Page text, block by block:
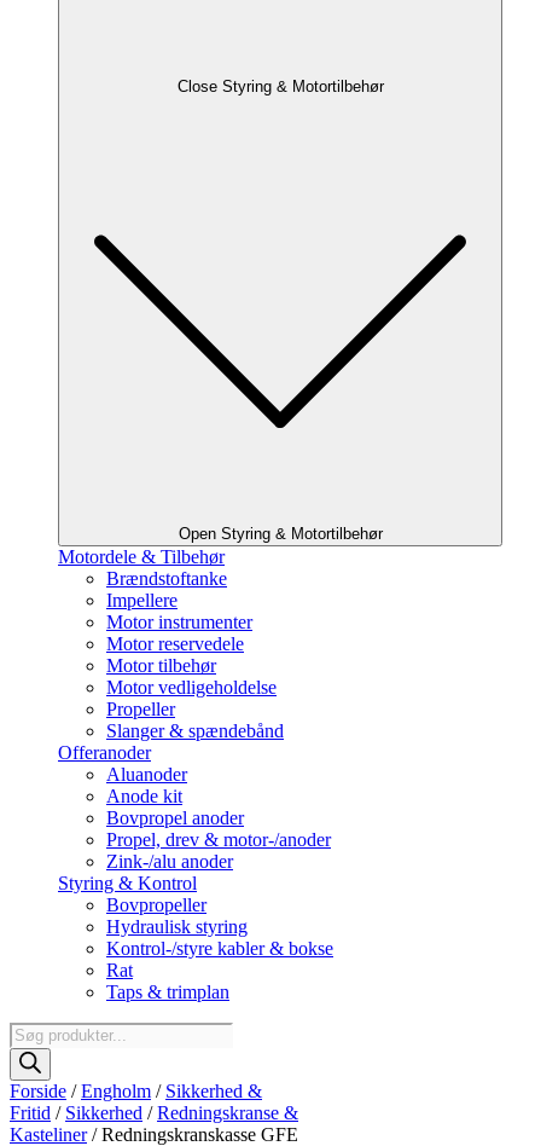
Close Styring & Motortilbehør
Open Styring & Motortilbehør
Motordele & Tilbehør
Brændstoftanke
Impellere
Motor instrumenter
Motor reservedele
Motor tilbehør
Motor vedligeholdelse
Propeller
Slanger & spændebånd
Offeranoder
Aluanoder
Anode kit
Bovpropel anoder
Propel, drev & motor-/anoder
Zink-/alu anoder
Styring & Kontrol
Bovpropeller
Hydraulisk styring
Kontrol-/styre kabler & bokse
Rat
Taps & trimplan
Products
search
Forside /Engholm / Sikkerhed &
Fritid / Sikkerhed /Redningskranse &
Kasteliner/ Redningskranskasse GFE